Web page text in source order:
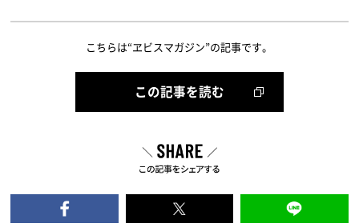
こちらは“ヱビスマガジン”の記事です。
この記事を読む